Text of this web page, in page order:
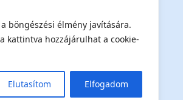
böngészési élmény javítására.
kattintva hozzájárulhat a cookie-
Elutasítom Elfogadom